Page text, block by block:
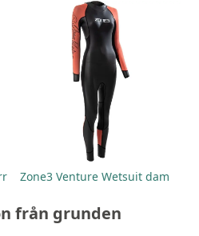
Zone3 Venture Wetsuit dam
från grunden